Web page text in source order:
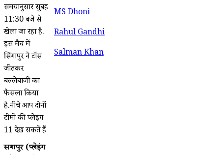
समयानुसार सुबह
11:30 बजे से
खेला जा रहा है.
इस मैच में
सिंगापुर ने टॉस
जीतकर
बल्लेबाजी का
फैसला किया
है.नीचे आप दोनों
टीमों की प्लेइंग
11 देख सकतें हैं
सिंगापुर (प्लेइंग
MS Dhoni
Rahul Gandhi
Salman Khan